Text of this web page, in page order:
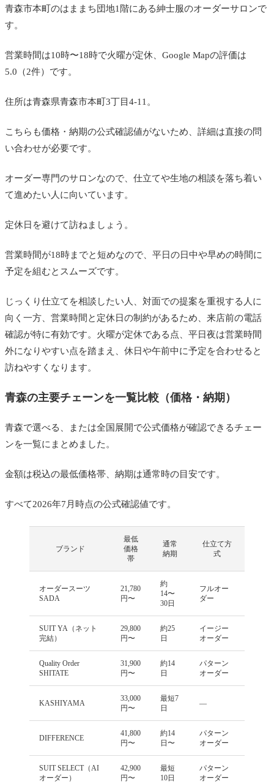
青森市本町のはままち団地1階にある紳士服のオーダーサロンで
す。
営業時間は10時〜18時で火曜が定休、Google Mapの評価は
5.0（2件）です。
住所は青森県青森市本町3丁目4-11。
こちらも価格・納期の公式確認値がないため、詳細は直接の問
い合わせが必要です。
オーダー専門のサロンなので、仕立てや生地の相談を落ち着い
て進めたい人に向いています。
定休日を避けて訪ねましょう。
営業時間が18時までと短めなので、平日の日中や早めの時間に
予定を組むとスムーズです。
じっくり仕立てを相談したい人、対面での提案を重視する人に
向く一方、営業時間と定休日の制約があるため、来店前の電話
確認が特に有効です。火曜が定休である点、平日夜は営業時間
外になりやすい点を踏まえ、休日や午前中に予定を合わせると
訪ねやすくなります。
青森の主要チェーンを一覧比較（価格・納期）
青森で選べる、または全国展開で公式価格が確認できるチェー
ンを一覧にまとめました。
金額は税込の最低価格帯、納期は通常時の目安です。
すべて2026年7月時点の公式確認値です。
ブランド
最低
価格
帯
通常
納期
仕立て方
式
オーダースーツ
SADA
21,780
円〜
約
14〜
30日
フルオー
ダー
SUIT YA（ネット
完結）
29,800
円〜
約25
日
イージー
オーダー
Quality Order
SHITATE
31,900
円〜
約14
日
パターン
オーダー
KASHIYAMA
33,000
円〜
最短7
日
—
DIFFERENCE
41,800
円〜
約14
日〜
パターン
オーダー
SUIT SELECT（AI
オーダー）
42,900
円〜
最短
10日
パターン
オーダー